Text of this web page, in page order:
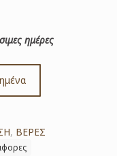
ημέρες
, ΒΕΡΕΣ